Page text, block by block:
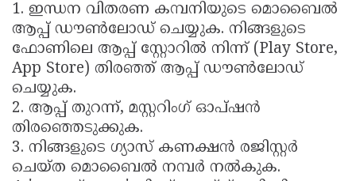
1. ഇന്ധന വിതരണ കമ്പനിയുടെ മൊബൈൽ
ആപ്പ് ഡൗൺലോഡ് ചെയ്യുക. നിങ്ങളുടെ
ഫോണിലെ ആപ്പ് സ്റ്റോറിൽ നിന്ന് (Play Store,
App Store) തിരഞ്ഞ് ആപ്പ് ഡൗൺലോഡ്
ചെയ്യുക.
2. ആപ്പ് തുറന്ന്, മസ്റ്ററിംഗ് ഓപ്ഷൻ
തിരഞ്ഞെടുക്കുക.
3. നിങ്ങളുടെ ഗ്യാസ് കണക്ഷൻ രജിസ്റ്റർ
ചെയ്ത മൊബൈൽ നമ്പർ നൽകുക.